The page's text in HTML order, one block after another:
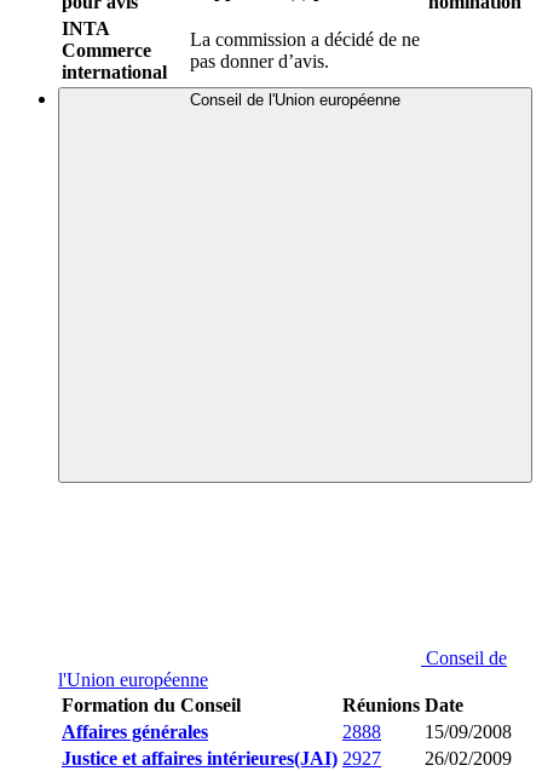
INTA
Commerce
international
La commission a décidé de ne
pas donner d’avis.
Conseil de l'Union européenne
Conseil de
l'Union européenne
Formation du Conseil
Réunions Date
Affaires générales
2888
15/09/2008
Justice et affaires intérieures(JAI) 2927 26/02/2009